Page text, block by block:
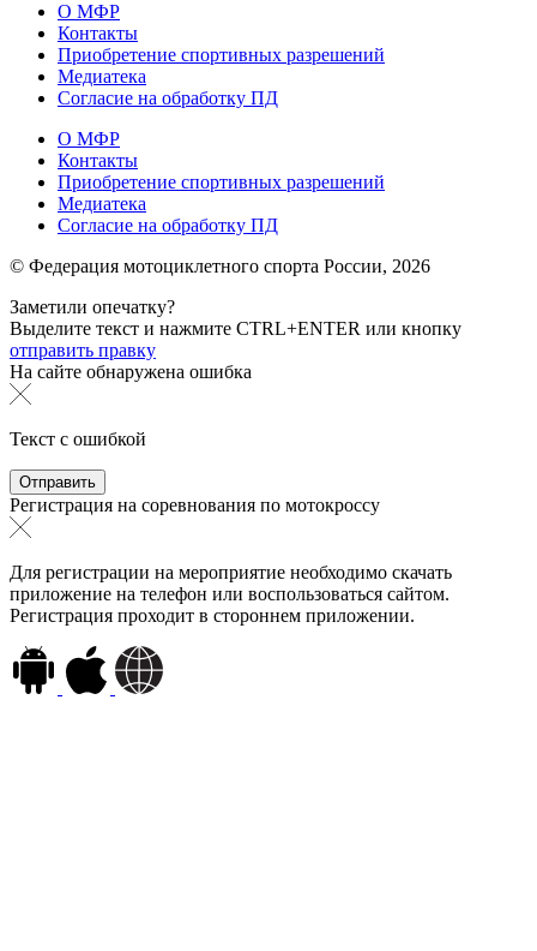
О МФР
Контакты
Приобретение спортивных разрешений
Медиатека
Согласие на обработку ПД
О МФР
Контакты
Приобретение спортивных разрешений
Медиатека
Согласие на обработку ПД
© Федерация мотоциклетного спорта России, 2026
Заметили опечатку?
Выделите текст и нажмите CTRL+ENTER или кнопку
отправить правку
На сайте обнаружена ошибка
Текст с ошибкой
Регистрация на соревнования по мотокроссу
Для регистрации на мероприятие необходимо скачать
приложение на телефон или воспользоваться сайтом.
Регистрация проходит в стороннем приложении.